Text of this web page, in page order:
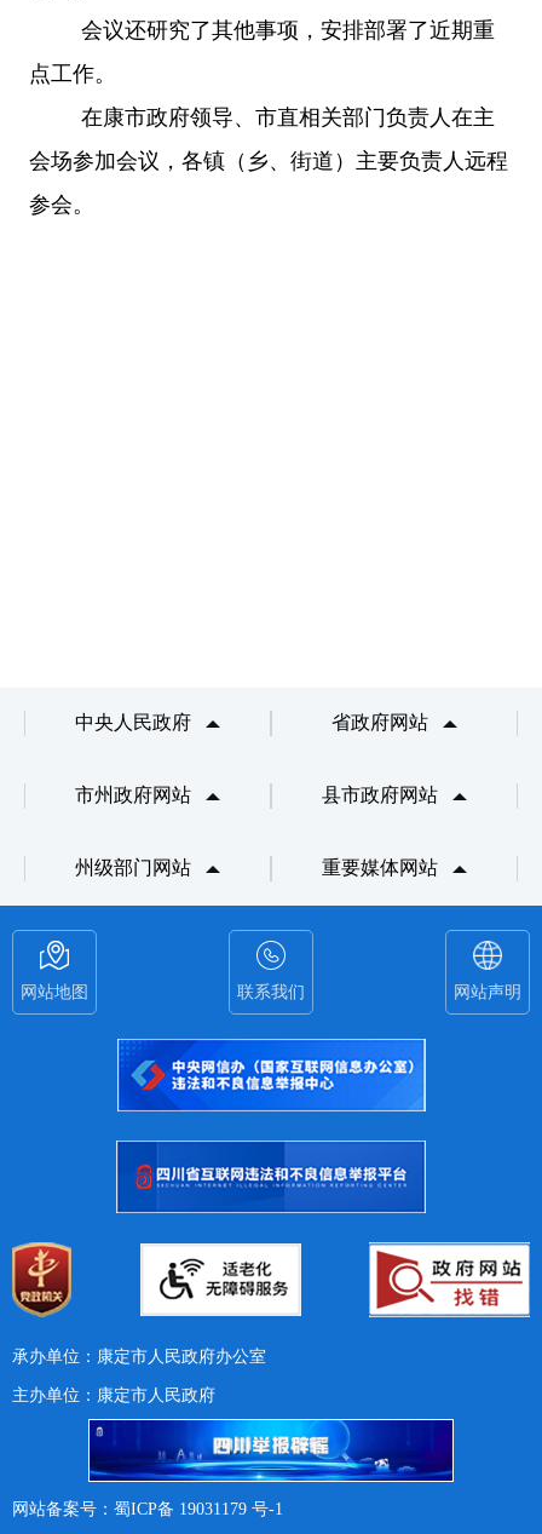
会议还研究了其他事项，安排部署了近期重
点工作。
在康市政府领导、市直相关部门负责人在主
会场参加会议，各镇（乡、街道）主要负责人远程
参会。
中央人民政府 省政府网站
市州政府网站 县市政府网站
州级部门网站 重要媒体网站
网站地图 联系我们 网站声明
承办单位：康定市人民政府办公室
主办单位：康定市人民政府
网站备案号：蜀ICP备 19031179 号-1